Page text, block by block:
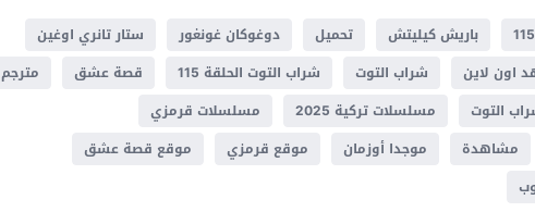
باريش كيليتش تحميل دوغوكان غونغور
ستار تانري اوغين
اون لاين شراب التوت شراب التوت الحلقة 115 قصة عشق
مترجم
التوت مسلسلات تركية 2025
مسلسلات قرمزي
مشاهدة موجدا أوزمان موقع قرمزي
موقع قصة عشق